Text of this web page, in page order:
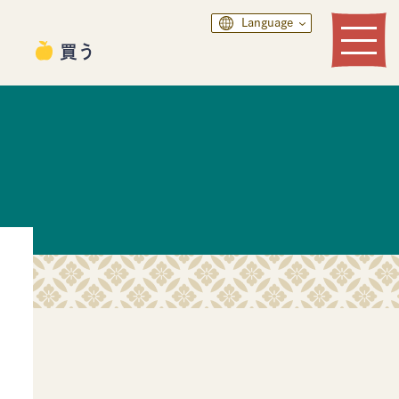
買う
Language
買う